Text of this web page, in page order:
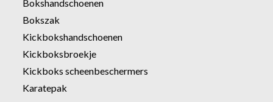
Bokshandschoenen
Bokszak
Kickbokshandschoenen
Kickboksbroekje
Kickboks scheenbeschermers
Karatepak